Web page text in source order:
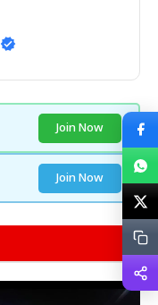
Join Now
Join Now